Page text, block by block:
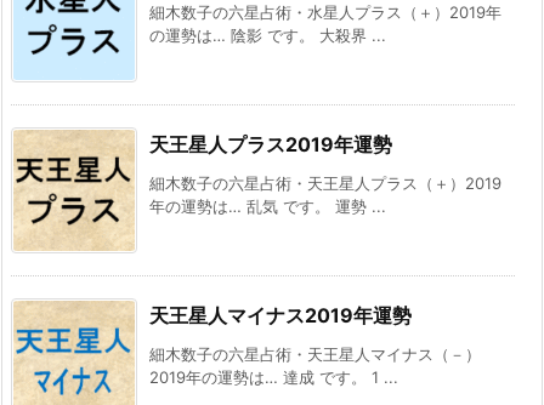
細木数子の六星占術・水星人プラス（＋）2019年
の運勢は… 陰影 です。 大殺界 ...
天王星人プラス2019年運勢
細木数子の六星占術・天王星人プラス（＋）2019
年の運勢は… 乱気 です。 運勢 ...
天王星人マイナス2019年運勢
細木数子の六星占術・天王星人マイナス（－）
2019年の運勢は… 達成 です。 1 ...